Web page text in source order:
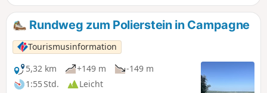
Eyzies, auf der Entdeckung herrlicher
Aussichtspunkte und grüner Wälder.
Rundweg zum Polierstein in Campagne
Tourismusinformation
5,32 km
+149 m
-149 m
1:55 Std.
Leicht